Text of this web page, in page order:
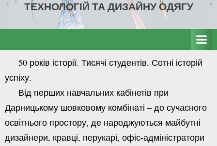
ТЕХНОЛОГІЙ ТА ДИЗАЙНУ ОДЯГУ
КПКТДО
50 років історії. Тисячі студентів. Сотні історій
успіху.
Від перших навчальних кабінетів при
Дарницькому шовковому комбінаті – до сучасного
освітнього простору, де народжуються майбутні
дизайнери, кравці, перукарі, офіс-адміністратори